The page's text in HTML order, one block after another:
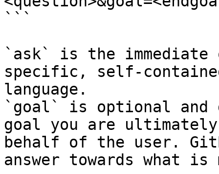
```
`ask` is the
specific, self-
language.
`goal` is optional and
goal you are
behalf of the user.
answer towards what